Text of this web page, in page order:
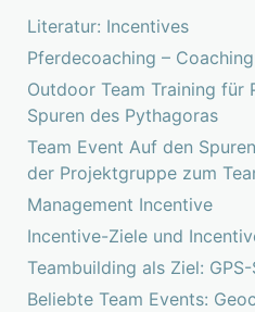
Literatur: Incentives
Pferdecoaching –
Outdoor Team Training für
Spuren des Pythagoras
Team Event Auf den
der Projektgruppe zum
Management Incentive
Incentive-Ziele und
Teambuilding als Ziel:
Beliebte Team Events: